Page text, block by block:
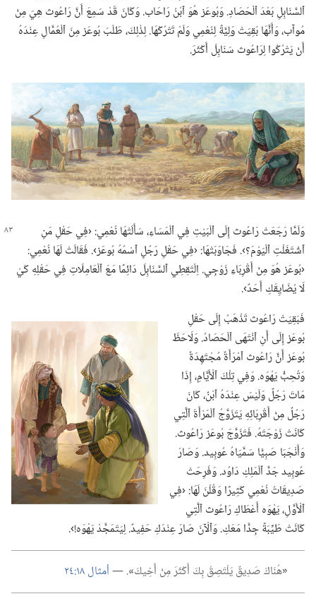
ٱلسَّنَابِلِ بَعْدَ ٱلْحَصَادِ.‏ وَبُوعَز هُوَ ٱبْنُ رَاحَاب.‏ وَكَانَ قَدْ سَمِعَ أَنَّ رَاعُوث هِيَ مِنْ
مُوآب،‏ وَأَنَّهَا بَقِيَتْ وَلِيَّةً لِنُعْمِي وَلَمْ تَتْرُكْهَا.‏ لِذٰلِكَ،‏ طَلَبَ بُوعَز مِنَ ٱلْعُمَّالِ عِنْدَهُ
أَنْ يَتْرُكُوا لِرَاعُوث سَنَابِلَ أَكْثَرَ.‏
وَلَمَّا رَجَعَتْ رَاعُوث إِلَى ٱلْبَيْتِ فِي ٱلْمَسَاءِ،‏ سَأَلَتْهَا نُعْمِي:‏ ‹فِي حَقْلِ مَنِ
ٱشْتَغَلْتِ ٱلْيَوْمَ؟‏›.‏ فَجَاوَبَتْهَا:‏ ‹فِي حَقْلِ رَجُلٍ ٱسْمُهُ بُوعَز›.‏ فَقَالَتْ لَهَا نُعْمِي:‏
‹بُوعَز هُوَ مِنْ أَقْرِبَاءِ زَوْجِي.‏ اِلْتَقِطِي ٱلسَّنَابِلَ دَائِمًا مَعَ ٱلْعَامِلَاتِ فِي حَقْلِهِ كَيْ
لَا يُضَايِقَكِ أَحَدٌ›.‏
فَبَقِيَتْ رَاعُوث تَذْهَبُ إِلَى حَقْلِ
بُوعَز إِلَى أَنِ ٱنْتَهَى ٱلْحَصَادُ.‏ وَلَاحَظَ
بُوعَز أَنَّ رَاعُوث ٱمْرَأَةٌ مُجْتَهِدَةٌ
وَتُحِبُّ يَهْوَه.‏ وَفِي تِلْكَ ٱلْأَيَّامِ،‏ إِذَا
مَاتَ رَجُلٌ وَلَيْسَ عِنْدَهُ ٱبْنٌ،‏ كَانَ
رَجُلٌ مِنْ أَقْرِبَائِهِ يَتَزَوَّجُ ٱلْمَرْأَةَ ٱلَّتِي
كَانَتْ زَوْجَتَهُ.‏ فَتَزَوَّجَ بُوعَز رَاعُوث.‏
وَأَنْجَبَا صَبِيًّا سَمَّيَاهُ عُوبِيد.‏ وَصَارَ
عُوبِيد جَدَّ ٱلْمَلِكِ دَاوُد.‏ وَفَرِحَتْ
صَدِيقَاتُ نُعْمِي كَثِيرًا وَقُلْنَ لَهَا:‏ ‹فِي
ٱلْأَوَّلِ،‏ يَهْوَه أَعْطَاكِ رَاعُوث ٱلَّتِي
كَانَتْ طَيِّبَةً جِدًّا مَعَكِ.‏ وَٱلْآنَ صَارَ عِنْدَكِ حَفِيدٌ.‏ لِيَتَمَجَّدْ يَهْوَه!‏›.‏
‏«‏هُنَاكَ صَدِيقٌ يَلْتَصِقُ بِكَ أَكْثَرَ مِنْ أَخِيكَ‏»‏
‏.‏ —‏أمثال ١٨:‏٢٤